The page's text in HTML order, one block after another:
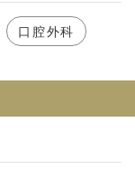
口腔外科